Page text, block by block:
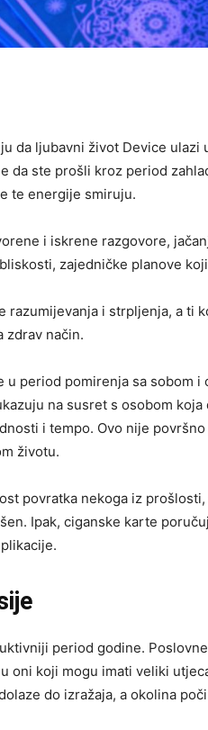
da ljubavni život Device
da ste prošli kroz period
te energije smiruju.
i iskrene razgovore,
zajedničke planove
razumijevanja i strpljenja, a ti
zdrav način.
u period pomirenja sa sobom
na susret s osobom
i tempo. Ovo nije
životu.
povratka nekoga iz
Ipak, ciganske karte
period godine.
oni koji mogu imati veliki
do izražaja, a okolina